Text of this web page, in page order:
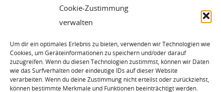
Cookie-Zustimmung
verwalten
Um dir ein optimales Erlebnis zu bieten, verwenden wir Technologien wie
Cookies, um Geräteinformationen zu speichern und/oder darauf
zuzugreifen. Wenn du diesen Technologien zustimmst, können wir Daten
wie das Surfverhalten oder eindeutige IDs auf dieser Website
verarbeiten. Wenn du deine Zustimmung nicht erteilst oder zurückziehst,
können bestimmte Merkmale und Funktionen beeinträchtigt werden.
Teil II
Erfahrungsbericht 2011
Griechenlands
Energieversorgung